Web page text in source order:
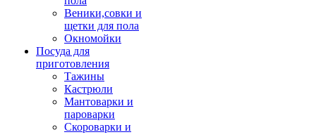
Веники,совки и
щетки для пола
Окномойки
Посуда для
приготовления
Тажины
Кастрюли
Мантоварки и
пароварки
Скороварки и